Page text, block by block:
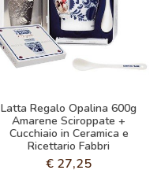
Latta Regalo Opalina 600g
Amarene Sciroppate +
Cucchiaio in Ceramica e
Ricettario Fabbri
€ 27,25